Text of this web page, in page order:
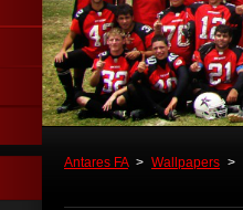
Antares FA > Wallpapers >